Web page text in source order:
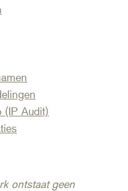
(IP Audit)
ontstaat geen